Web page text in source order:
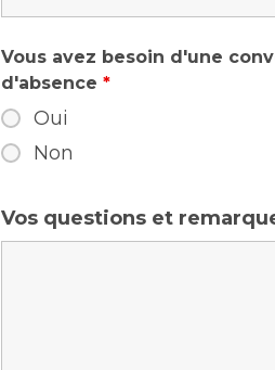
Vous avez besoin d'une
d'absence *
Oui
Non
Vos questions et